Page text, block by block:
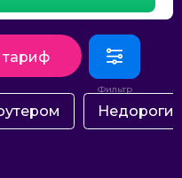
Недорогие